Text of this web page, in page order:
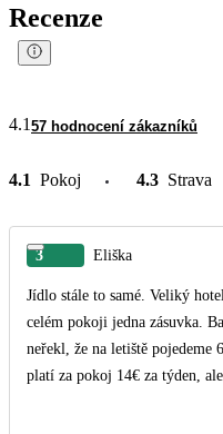
Recenze
4.1 57 hodnocení zákazníků
4.1 Pokoj 4.3 Strava
3 Eliška
Jídlo stále to samé. Veliký hotel a hotelová pláž
celém pokoji jedna zásuvka. Bazén skvělí děti se vyřádí. Transfer katastrofa cesta na letiště cca 2hodiny, ale už mi v cestovce nikdo
neřekl, že na letiště pojedeme 6hodin před
platí za pokoj 14€ za týden,